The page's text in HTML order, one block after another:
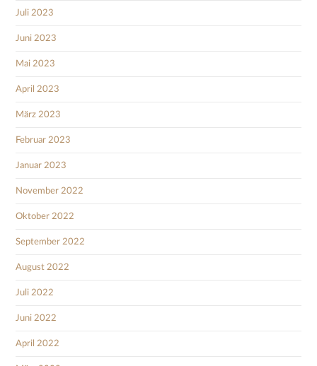
Juli 2023
Juni 2023
Mai 2023
April 2023
März 2023
Februar 2023
Januar 2023
November 2022
Oktober 2022
September 2022
August 2022
Juli 2022
Juni 2022
April 2022